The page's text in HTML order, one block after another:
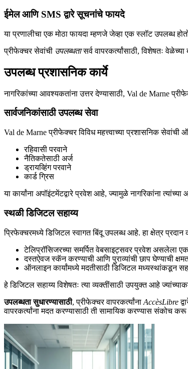
ईमेल आणि SMS द्वारे सूचनांचे फायदे
या प्रणालीचा एक मोठा फायदा म्हणजे जेव्हा एक स्लॉट उपलब्ध
प्रीफेक्चर सेवांची उपलब्धतासर्व वापरकर्त्यांसाठी, विशेषतः
उपलब्ध प्रशासनिक कार्ये
नागरिकांच्या आवश्यकतांना उत्तर देण्यासाठी, Val de Marne
सार्वजनिकांसाठी उपलब्ध सेवा
Val de Marne प्रीफेक्चर विविध महत्त्वाच्या प्रशासनिक
रहिवासी परवाने
नैतिकतेसाठी अर्ज
ड्रायव्हिंग परवाने
कार्ड ग्रिस
या कार्यांना अपॉइंटमेंटद्वारे प्रवेश आहे, ज्यामुळे नागरिकांना
स्थळी डिजिटल सहाय्य
प्रिफेक्चरमध्ये डिजिटल स्वागत बिंदू उपलब्ध आहे. हा क्षेत्र प्रदान
टेलिप्रॉसिजरच्या समर्पित वेबसाइट्सवर प्रवेश असलेला
दस्तऐवज स्कॅन करण्याची आणि पुराव्यांची छाप घेण्याची
ऑनलाइन कार्यांमध्ये मदतीसाठी डिजिटल मध्यस्थांकडून
हे डिजिटल सहाय्य विशेषतः त्या व्यक्तींसाठी उपयुक्त आहे
उपलब्धता सुधारण्यासाठी, प्रीफेक्चर वापरकर्त्यांना AccèsLibre
वापरकर्त्यांना मदत करण्यासाठी ती सामायिक करण्यास संकोच